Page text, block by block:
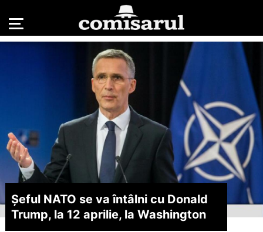
Șeful NATO se va întâlni cu Donald
Trump, la 12 aprilie, la Washington